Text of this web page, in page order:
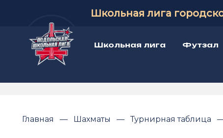
Школьная лига
Школьная лига Футзал
Главная Шахматы Турнирная таблица